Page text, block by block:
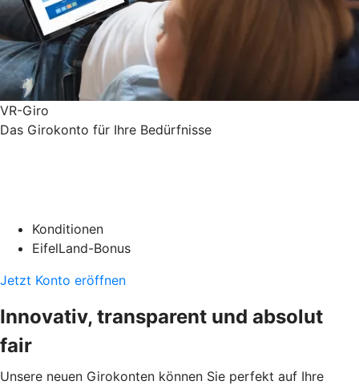
VR-Giro
Das Girokonto für Ihre Bedürfnisse
Konditionen
EifelLand-Bonus
Jetzt Konto eröffnen
Innovativ, transparent und absolut
fair
Unsere neuen Girokonten können Sie perfekt auf Ihre